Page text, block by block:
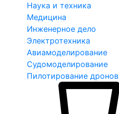
Наука и техника
Медицина
Инженерное дело
Электротехника
Авиамоделирование
Судомоделирование
Пилотирование дронов